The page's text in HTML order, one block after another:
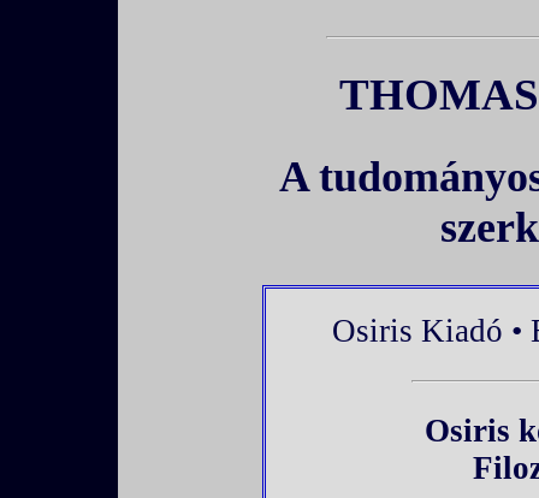
A
Osiris Kiadó •
Osiris